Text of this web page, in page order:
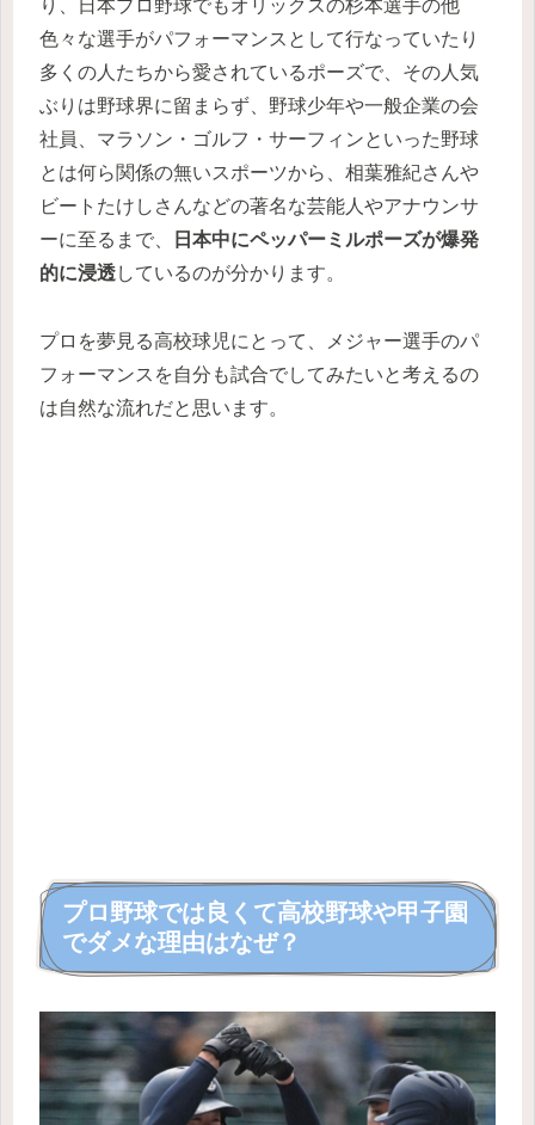
り、日本プロ野球でもオリックスの杉本選手の他
色々な選手がパフォーマンスとして行なっていたり
多くの人たちから愛されているポーズで、その人気
ぶりは野球界に留まらず、野球少年や一般企業の会
社員、マラソン・ゴルフ・サーフィンといった野球
とは何ら関係の無いスポーツから、相葉雅紀さんや
ビートたけしさんなどの著名な芸能人やアナウンサ
ーに至るまで、
日本中にペッパーミルポーズが爆発
的に浸透しているのが分かります。
プロを夢見る高校球児にとって、メジャー選手のパ
フォーマンスを自分も試合でしてみたいと考えるの
は自然な流れだと思います。
プロ野球では良くて高校野球や甲子園
でダメな理由はなぜ？